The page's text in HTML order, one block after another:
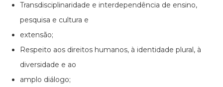
Transdisciplinaridade e interdependência de ensino,
pesquisa e cultura e
extensão;
Respeito aos direitos humanos, à identidade plural, à
diversidade e ao
amplo diálogo;